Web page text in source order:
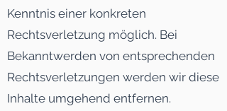
Kenntnis einer konkreten
Rechtsverletzung möglich. Bei
Bekanntwerden von entsprechenden
Rechtsverletzungen werden wir diese
Inhalte umgehend entfernen.